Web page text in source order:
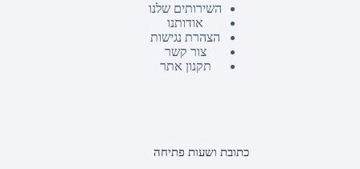
השירותים שלנו
אודותנו
הצהרת נגישות
צור קשר
תקנון אתר
כתובת ושעות פתיחה